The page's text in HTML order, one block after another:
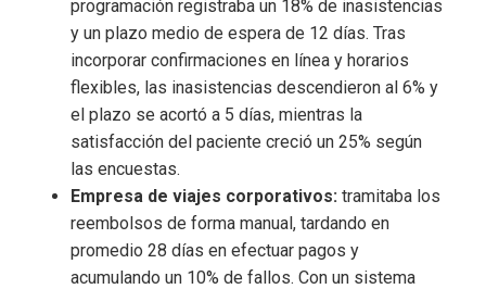
programación registraba un 18% de inasistencias
y un plazo medio de espera de 12 días. Tras
incorporar confirmaciones en línea y horarios
flexibles, las inasistencias descendieron al 6% y
el plazo se acortó a 5 días, mientras la
satisfacción del paciente creció un 25% según
las encuestas.
Empresa de viajes corporativos: tramitaba los
reembolsos de forma manual, tardando en
promedio 28 días en efectuar pagos y
acumulando un 10% de fallos. Con un sistema